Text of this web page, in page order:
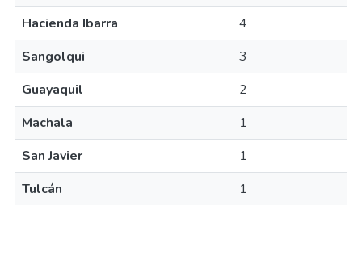
Hacienda Ibarra
4
Sangolqui
3
Guayaquil
2
Machala
1
San Javier
1
Tulcán
1